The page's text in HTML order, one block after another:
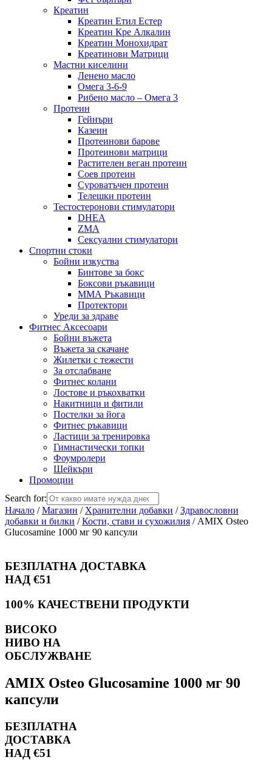
Креатин
Креатин Етил Естер
Креатин Кре Алкалин
Креатин Монохидрат
Креатинови Матрици
Мастни киселини
Ленено масло
Омега 3-6-9
Рибено масло – Омега 3
Протеин
Гейнъри
Казеин
Протеинови барове
Протеинови матрици
Растителен веган протеин
Соев протеин
Суроватъчен протеин
Телешки протеин
Тестостеронови стимулатори
DHEA
ZMA
Сексуални стимулатори
Спортни стоки
Бойни изкуства
Бинтове за бокс
Боксови ръкавици
ММА Ръкавици
Протектори
Уреди за здраве
Фитнес Аксесоари
Бойни въжета
Въжета за скачане
Жилетки с тежести
За отслабване
Фитнес колани
Лостове и ръкохватки
Накитници и фитили
Постелки за йога
Фитнес ръкавици
Ластици за тренировка
Гимнастически топки
Фоумролери
Шейкъри
Промоции
Search for:
Начало /Магазин / Хранителни добавки /Здравословни
добавки и билки /Кости, стави и сухожилия / AMIX Osteo
Glucosamine 1000 мг 90 капсули
БЕЗПЛАТНА ДОСТАВКА
НАД €51
100% КАЧЕСТВЕНИ ПРОДУКТИ
ВИСОКО
НИВО НА
ОБСЛУЖВАНЕ
AMIX Osteo Glucosamine 1000 мг 90
капсули
БЕЗПЛАТНА
ДОСТАВКА
НАД €51